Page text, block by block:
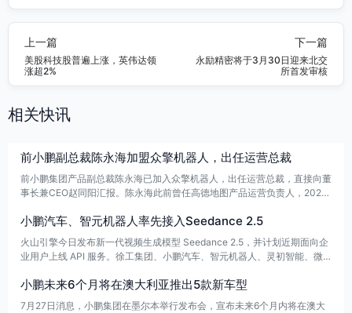
上一篇
美股科技股普遍上涨，英伟达领
涨超2%
下一篇
永励精密将于3月30日迎来北交
所首发审核
相关快讯
前小鹏副总裁陈永海加盟众擎机器人，出任运营总裁
前小鹏集团产品副总裁陈永海已加入众擎机器人，出任运营总裁，直接向董
事长兼CEO赵同阳汇报。陈永海此前曾任高德地图产品运营负责人，2022
小鹏汽车、智元机器人率先接入Seedance 2.5
火山引擎今日发布新一代视频生成模型 Seedance 2.5，并计划近期面向企
业用户上线 API 服务。徐工集团、小鹏汽车、智元机器人、灵初智能、微
将率先接入该模型。
小鹏未来6个月将在澳大利亚推出5款新车型
7月27日消息，小鹏集团在墨尔本举行发布会，宣布未来6个月内将在澳大